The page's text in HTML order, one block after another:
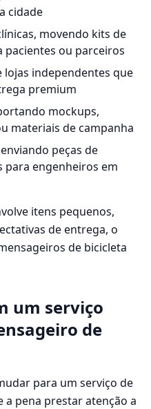
cidade
movendo kits de
pacientes ou parceiros
lojas independentes que
premium
mockups,
materiais de campanha
peças de
para engenheiros em
itens pequenos,
de entrega, o
de bicicleta
um serviço
de
para um serviço de
a pena prestar atenção a